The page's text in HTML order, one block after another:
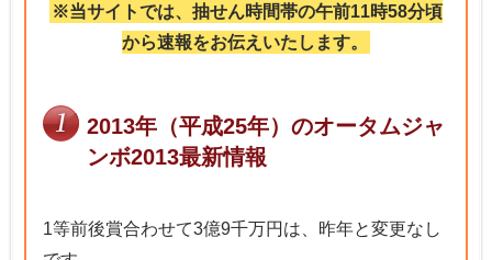
※当サイトでは、抽せん時間帯の午前11時58分頃
から速報をお伝えいたします。
2013年（平成25年）のオータムジャ
ンボ2013最新情報
1等前後賞合わせて3億9千万円は、昨年と変更なし